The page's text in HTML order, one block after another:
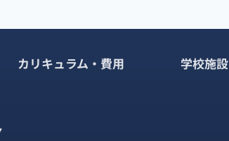
カリキュラム・費用 学校施設